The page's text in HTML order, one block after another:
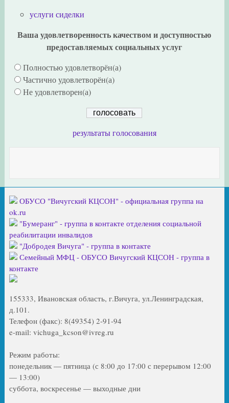
услуги сиделки
Ваша удовлетворенность качеством и доступностью
предоставляемых социальных услуг
Полностью удовлетворён(а)
Частично удовлетворён(а)
Не удовлетворен(а)
результаты голосования
ОБУСО "Вичугский КЦСОН" - официальная группа на
ok.ru
"Бумеранг" - группа в контакте отделения социальной
реабилитации инвалидов
"Добродея Вичуга" - группа в контакте
Семейный МФЦ - ОБУСО Вичугский КЦСОН - группа в
контакте
155333, Ивановская область, г.Вичуга, ул.Ленинградская,
д.101.
Телефон (факс): 8(49354) 2-91-94
e-mail: vichuga_kcson@ivreg.ru
Режим работы:
понедельник — пятница (с 8:00 до 17:00 с перерывом 12:00
— 13:00)
суббота, воскресенье — выходные дни